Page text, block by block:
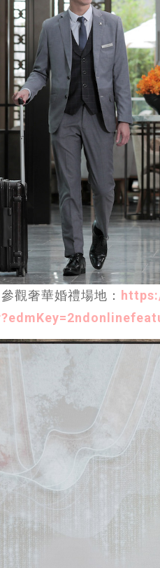
觀奢華婚禮場地：